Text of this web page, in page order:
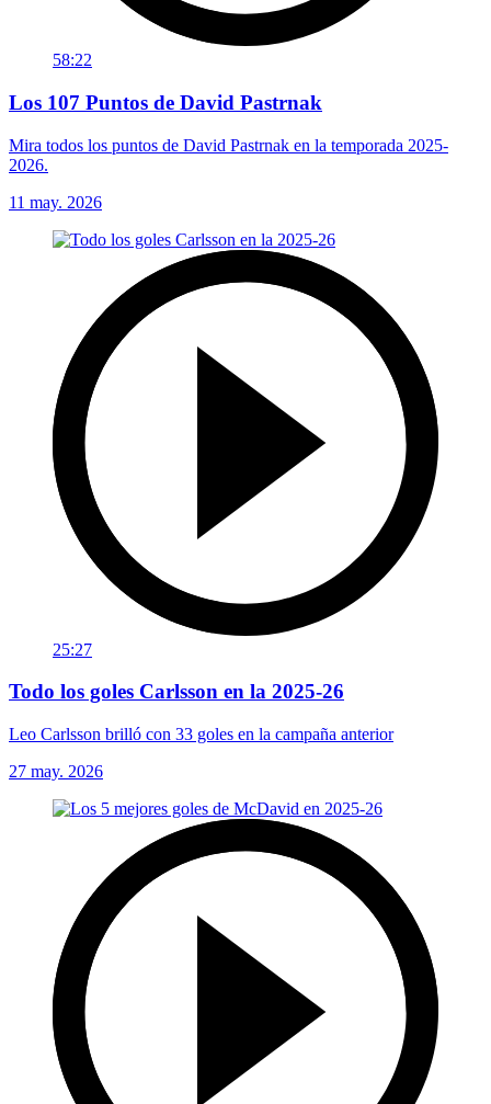
58:22
Los 107 Puntos de David Pastrnak
Mira todos los puntos de David Pastrnak en la temporada 2025-
2026.
11 may. 2026
25:27
Todo los goles Carlsson en la 2025-26
Leo Carlsson brilló con 33 goles en la campaña anterior
27 may. 2026